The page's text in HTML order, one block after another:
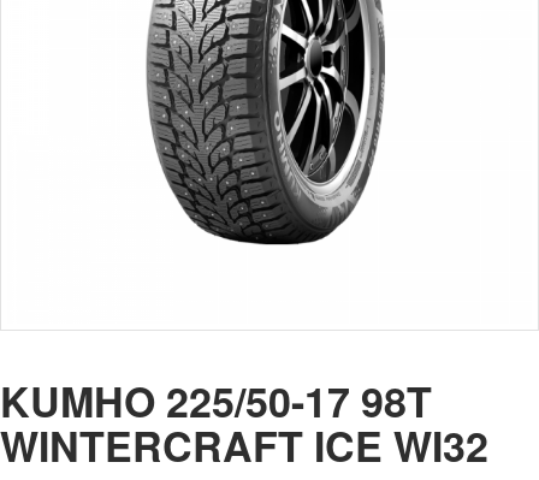
KUMHO 225/50-17 98T
WINTERCRAFT ICE WI32